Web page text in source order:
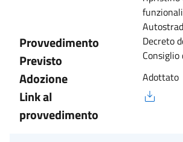
Provvedimento
Previsto
Decreto
Adozione Adottato
Link al
provvedimento